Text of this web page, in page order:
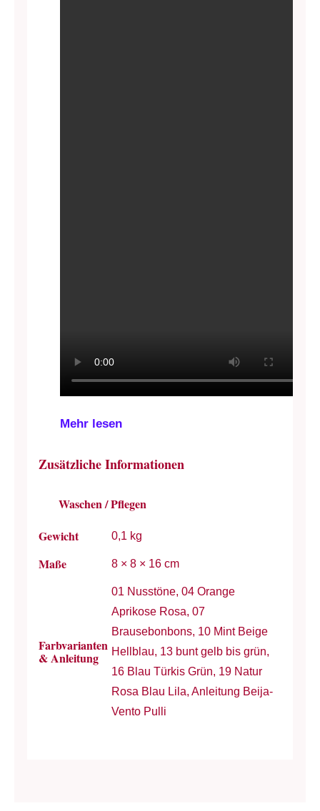
Mehr lesen
Zusätzliche Informationen
Waschen / Pflegen
Gewicht
0,1 kg
Maße 8 × 8 × 16 cm
Farbvarianten
& Anleitung
01 Nusstöne, 04 Orange
Aprikose Rosa, 07
Brausebonbons, 10 Mint Beige
Hellblau, 13 bunt gelb bis grün,
16 Blau Türkis Grün, 19 Natur
Rosa Blau Lila, Anleitung Beija-
Vento Pulli